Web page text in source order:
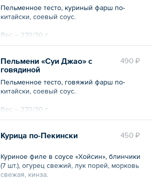
Пельменное тесто, куриный фарш по-
китайски, соевый соус.
Вес – 270/30 г
490 ₽
Пельмени «Суи Джао» с
говядиной
Пельменное тесто, говяжий фарш по-
китайски, соевый соус.
Вес – 270/30 г
450 ₽
Курица по-Пекински
Куриное филе в соусе «Хойсин», блинчики
(7 шт.), огурец свежий, лук порей, морковь
свежая, кинза.